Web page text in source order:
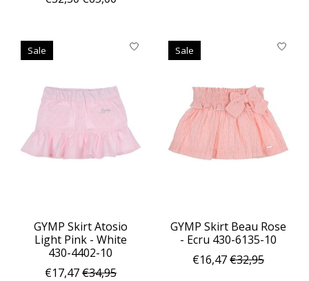
Sale
GYMP Skirt Atosio
Light Pink - White
430-4402-10
€17,47€34,95
Sale
GYMP Skirt Beau Rose
- Ecru 430-6135-10
€16,47€32,95